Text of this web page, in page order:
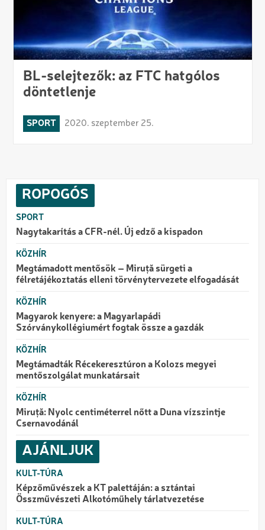
BL-selejtezők: az FTC hatgólos
döntetlenje
SPORT 2020. szeptember 25.
ROPOGÓS
SPORT
Nagytakarítás a CFR-nél. Új edző a kispadon
KÖZHÍR
Megtámadott mentősök – Miruță sürgeti a
félretájékoztatás elleni törvénytervezete elfogadását
KÖZHÍR
Magyarok kenyere: a Magyarlapádi
Szórványkollégiumért fogtak össze a gazdák
KÖZHÍR
Megtámadták Récekeresztúron a Kolozs megyei
mentőszolgálat munkatársait
KÖZHÍR
Miruță: Nyolc centiméterrel nőtt a Duna vízszintje
Csernavodánál
AJÁNLJUK
KULT-TÚRA
Képzőművészek a KT palettáján: a sztántai
Összművészeti Alkotóműhely tárlatvezetése
KULT-TÚRA